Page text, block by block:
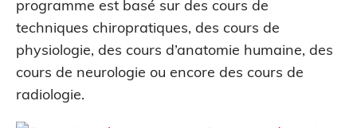
programme est basé sur des cours de
techniques chiropratiques, des cours de
physiologie, des cours d’anatomie humaine, des
cours de neurologie ou encore des cours de
radiologie.